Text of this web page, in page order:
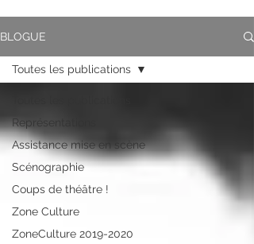
BLOGUE
Représentations
Assistance mise en scène
Scénographie
Coups de théâtre !
Zone Culture
ZoneCulture 2019-2020
Toutes les publications